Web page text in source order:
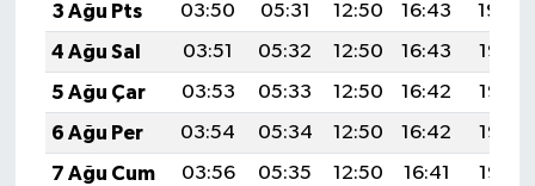
3 Ağu Pts
03:50 05:31 12:50 16:43
19:59
4 Ağu Sal
03:51 05:32 12:50 16:43
19:58
5 Ağu Çar
03:53 05:33 12:50 16:42
19:57
6 Ağu Per
03:54 05:34 12:50 16:42
19:56
7 Ağu Cum
03:56 05:35 12:50 16:41
19:55